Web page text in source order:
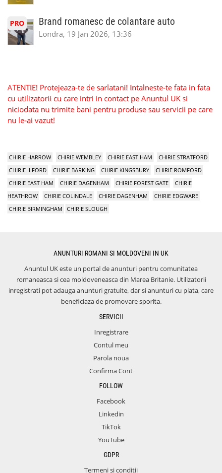
PRO Brand romanesc de colantare auto
Londra, 19 Jan 2026, 13:36
ATENTIE! Protejeaza-te de sarlatani! Intalneste-te fata in fata
cu utilizatorii cu care intri in contact pe Anuntul UK si
niciodata nu trimite bani pentru produse sau servicii pe care
nu le-ai vazut!
CHIRIE HARROW CHIRIE WEMBLEY CHIRIE EAST HAM
CHIRIE STRATFORD
CHIRIE ILFORD
CHIRIE BARKING CHIRIE KINGSBURY
CHIRIE ROMFORD
CHIRIE EAST HAM
CHIRIE DAGENHAM CHIRIE FOREST GATE
CHIRIE
HEATHROW
CHIRIE COLINDALE CHIRIE DAGENHAM
CHIRIE EDGWARE
CHIRIE BIRMINGHAM
CHIRIE SLOUGH
ANUNTURI ROMANI SI MOLDOVENI IN UK
Anuntul UK este un portal de anunturi pentru comunitatea
romaneasca si cea moldoveneasca din Marea Britanie. Utilizatorii
inregistrati pot adauga anunturi gratuite, dar si anunturi cu plata, care
beneficiaza de promovare sporita.
SERVICII
Inregistrare
Contul meu
Parola noua
Confirma Cont
FOLLOW
Facebook
Linkedin
TikTok
YouTube
GDPR
Termeni si conditii